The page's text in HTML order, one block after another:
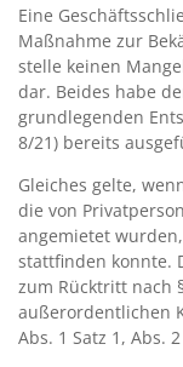
Eine
Maßnahme zur
stelle keinen
dar. Beides habe
grundlegenden
8/21) bereits
Gleiches gelte,
die von
angemietet
stattfinden konnte.
zum Rücktritt nach
außerordentlichen
Abs. 1 Satz 1, Abs.